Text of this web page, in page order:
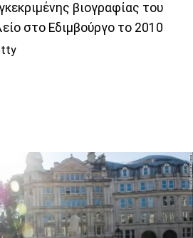
βιογραφίας του
στο Εδιμβούργο το 2010